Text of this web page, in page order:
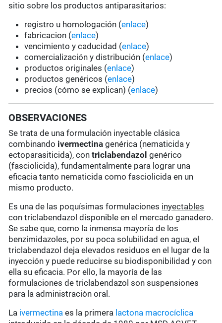
sitio sobre los productos antiparasitarios:
registro u homologación (enlace)
fabricacion (enlace)
vencimiento y caducidad (enlace)
comercialización y distribución (enlace)
productos originales (enlace)
productos genéricos (enlace)
precios (cómo se explican) (enlace)
OBSERVACIONES
Se trata de una formulación inyectable clásica
combinando ivermectina genérica (nematicida y
ectoparasiticida), contriclabendazolgenérico
(fasciolicida), fundamentalmente para lograr una
eficacia tanto nematicida como fasciolicida en un
mismo producto.
Es una de las poquísimas formulaciones inyectables
con triclabendazol disponible en el mercado ganadero.
Se sabe que, como la inmensa mayoría de los
benzimidazoles, por su poca solubilidad en agua, el
triclabendazol deja elevados residuos en el lugar de la
inyección y puede reducirse su biodisponibilidad y con
ella su eficacia. Por ello, la mayoría de las
formulaciones de triclabendazol son suspensiones
para la administración oral.
La ivermectina es la primera lactona macrocíclica